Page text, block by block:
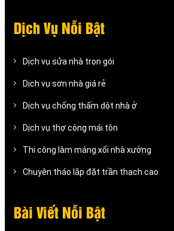
Dịch Vụ Nỗi Bật
Dịch vụ sửa nhà trọn gói
Dịch vụ sơn nhà giá rẻ
Dịch vụ chống thấm dột nhà ở
Dịch vụ thợ công mái tôn
Thi công làm máng xối nhà xưởng
Chuyên tháo lắp đặt trần thạch cao
Bài Viết Nỗi Bật